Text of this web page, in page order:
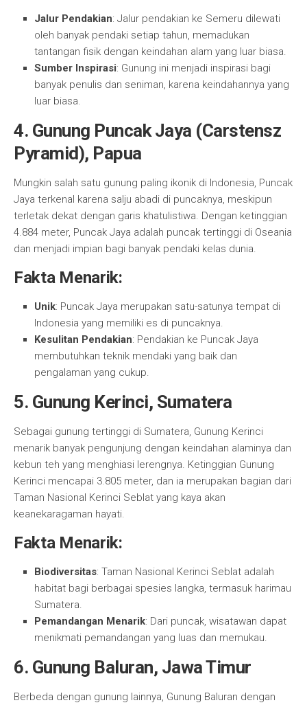
Jalur Pendakian: Jalur pendakian ke Semeru dilewati
oleh banyak pendaki setiap tahun, memadukan
tantangan fisik dengan keindahan alam yang luar biasa.
Sumber Inspirasi: Gunung ini menjadi inspirasi bagi
banyak penulis dan seniman, karena keindahannya yang
luar biasa.
4. Gunung Puncak Jaya (Carstensz
Pyramid), Papua
Mungkin salah satu gunung paling ikonik di Indonesia, Puncak
Jaya terkenal karena salju abadi di puncaknya, meskipun
terletak dekat dengan garis khatulistiwa. Dengan ketinggian
4.884 meter, Puncak Jaya adalah puncak tertinggi di Oseania
dan menjadi impian bagi banyak pendaki kelas dunia.
Fakta Menarik:
Unik: Puncak Jaya merupakan satu-satunya tempat di
Indonesia yang memiliki es di puncaknya.
Kesulitan Pendakian: Pendakian ke Puncak Jaya
membutuhkan teknik mendaki yang baik dan
pengalaman yang cukup.
5. Gunung Kerinci, Sumatera
Sebagai gunung tertinggi di Sumatera, Gunung Kerinci
menarik banyak pengunjung dengan keindahan alaminya dan
kebun teh yang menghiasi lerengnya. Ketinggian Gunung
Kerinci mencapai 3.805 meter, dan ia merupakan bagian dari
Taman Nasional Kerinci Seblat yang kaya akan
keanekaragaman hayati.
Fakta Menarik:
Biodiversitas: Taman Nasional Kerinci Seblat adalah
habitat bagi berbagai spesies langka, termasuk harimau
Sumatera.
Pemandangan Menarik: Dari puncak, wisatawan dapat
menikmati pemandangan yang luas dan memukau.
6. Gunung Baluran, Jawa Timur
Berbeda dengan gunung lainnya, Gunung Baluran dengan